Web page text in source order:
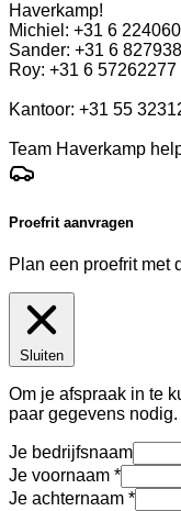
Haverkamp!
Michiel: +31 6
Sander: +31 6
Roy: +31 6 57262277
Kantoor: +31 55
Team Haverkamp
Proefrit aanvragen
Plan een proefrit met
Sluiten
Om je afspraak in te
paar gegevens nodig.
Je bedrijfsnaam
Je voornaam
Je achternaam